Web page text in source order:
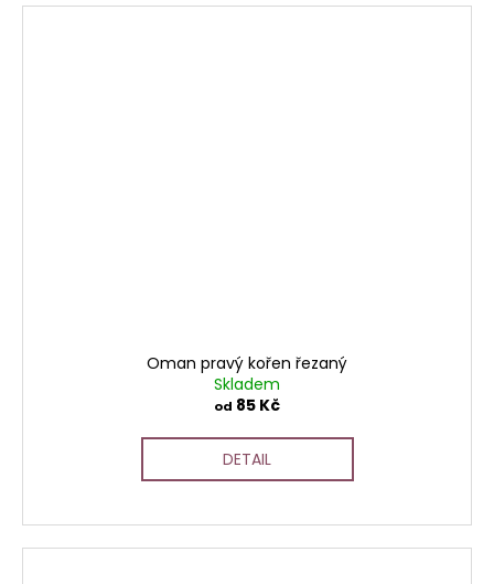
Oman pravý kořen řezaný
Skladem
od 85 Kč
DETAIL